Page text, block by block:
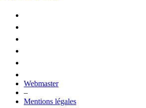
Webmaster
–
Mentions légales